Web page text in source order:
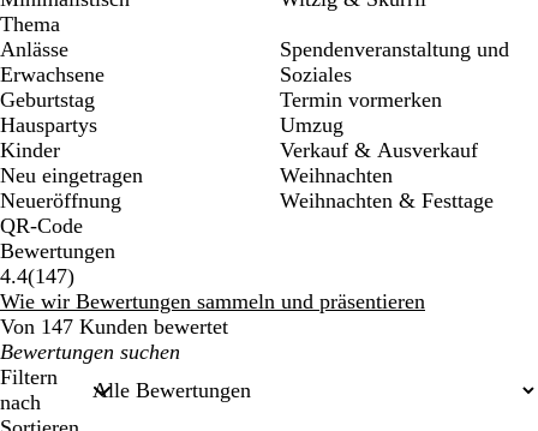
Thema
Anlässe
Erwachsene
Geburtstag
Hauspartys
Kinder
Neu eingetragen
Neueröffnung
QR-Code
Spendenveranstaltung und
Soziales
Termin vormerken
Umzug
Verkauf & Ausverkauf
Weihnachten
Weihnachten & Festtage
Bewertungen
4.4(147147
Bewertungen
)
Wie wir Bewertungen sammeln und präsentieren
Von 147 Kunden bewertet
Meine
Sucheingaben
Filtern
nach